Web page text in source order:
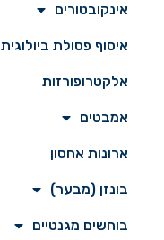
אינקובטורים
איסוף פסולת ביולוגית
אלקטרופורזות
אמבטים
ארונות אחסון
בונזן (מבער)
בוחשים מגנטיים